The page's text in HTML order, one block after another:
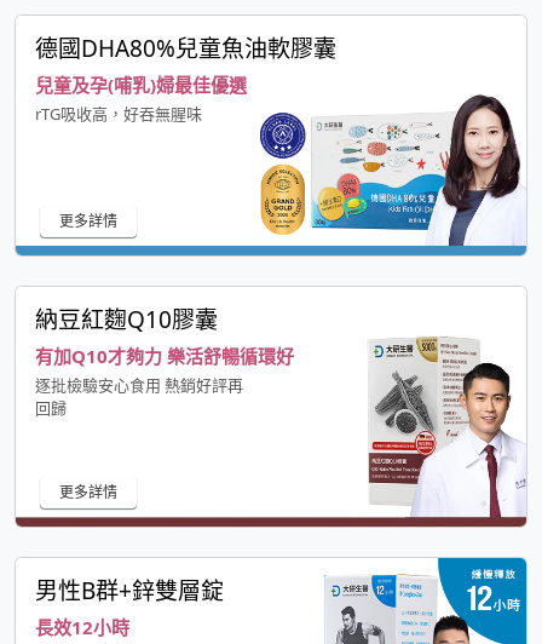
德國DHA80%兒童魚油軟膠囊
兒童及孕(哺乳)婦最佳優選
rTG吸收高，好吞無腥味
更多詳情
納豆紅麴Q10膠囊
有加Q10才夠力 樂活舒暢循環好
逐批檢驗安心食用 熱銷好評再
回歸
更多詳情
男性B群+鋅雙層錠
長效12小時